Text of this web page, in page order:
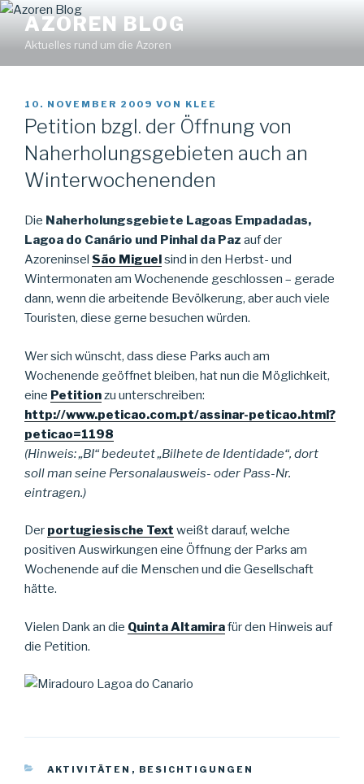
Zum
Inhalt
springen
AZOREN BLOG
Aktuelles rund um die Azoren
VERÖFFENTLICHT
AM
10. NOVEMBER 2009 VON KLEE
Petition bzgl. der Öffnung von
Naherholungsgebieten auch an
Winterwochenenden
Die Naherholungsgebiete Lagoas Empadadas,
Lagoa do Canário und Pinhal da Paz auf der
Azoreninsel São Miguelsind in den Herbst- und
Wintermonaten am Wochenende geschlossen – gerade
dann, wenn die arbeitende Bevölkerung, aber auch viele
Touristen, diese gerne besuchen würden.
Wer sich wünscht, dass diese Parks auch am
Wochenende geöffnet bleiben, hat nun die Möglichkeit,
eine Petitionzu unterschreiben:
http://www.peticao.com.pt/assinar-peticao.html?
peticao=1198
(Hinweis: „BI“ bedeutet „Bilhete de Identidade“, dort
soll man seine Personalausweis- oder Pass-Nr.
eintragen.)
Der portugiesische Text weißt darauf, welche
positiven Auswirkungen eine Öffnung der Parks am
Wochenende auf die Menschen und die Gesellschaft
hätte.
Vielen Dank an die Quinta Altamirafür den Hinweis auf
die Petition.
KATEGORIEN
AKTIVITÄTEN , BESICHTIGUNGEN